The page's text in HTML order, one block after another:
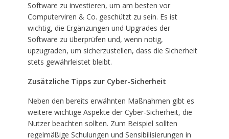
Software zu investieren, um am besten vor
Computerviren & Co. geschützt zu sein. Es ist
wichtig, die Ergänzungen und Upgrades der
Software zu überprüfen und, wenn nötig,
upzugraden, um sicherzustellen, dass die Sicherheit
stets gewährleistet bleibt.
Zusätzliche Tipps zur Cyber-Sicherheit
Neben den bereits erwähnten Maßnahmen gibt es
weitere wichtige Aspekte der Cyber-Sicherheit, die
Nutzer beachten sollten. Zum Beispiel sollten
regelmäßige Schulungen und Sensibilisierungen in